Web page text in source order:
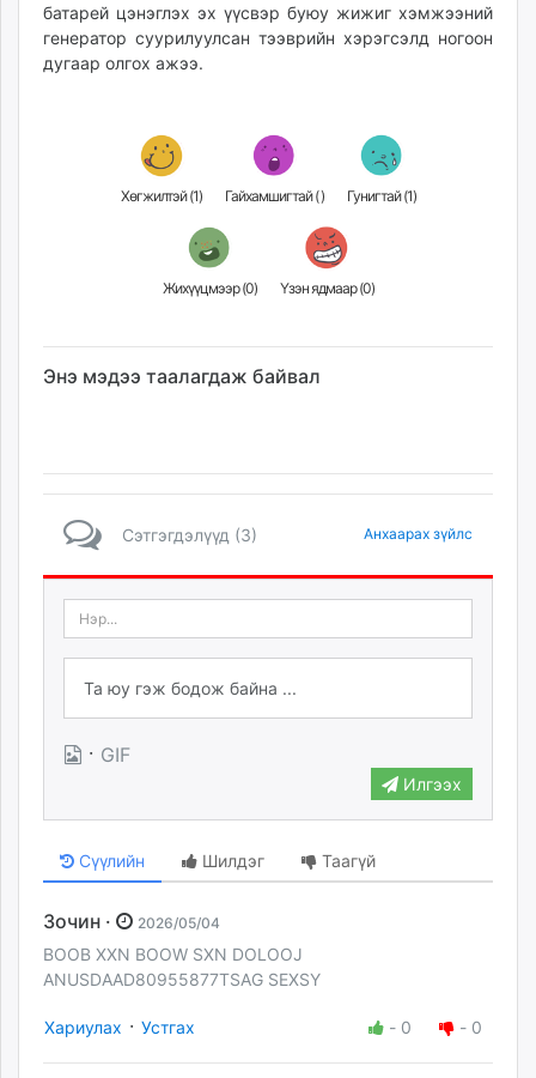
батарей цэнэглэх эх үүсвэр буюу жижиг хэмжээний
генератор суурилуулсан тээврийн хэрэгсэлд ногоон
дугаар олгох ажээ.
Хөгжилтэй (1) Гайхамшигтай () Гунигтай (1)
Жихүүцмээр (0) Үзэн ядмаар (0)
Энэ мэдээ таалагдаж байвал
Сэтгэгдэлүүд (3) Анхаарах зүйлс
· GIF
Илгээх
Сүүлийн Шилдэг Таагүй
Зочин · 2026/05/04
BOOB XXN BOOW SXN DOLOOJ
ANUSDAAD80955877TSAG SEXSY
Хариулах · Устгах - 0 - 0